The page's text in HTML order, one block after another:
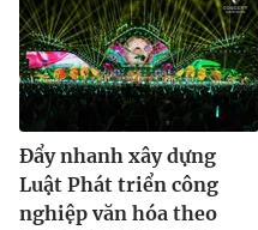
Đẩy nhanh xây dựng
Luật Phát triển công
nghiệp văn hóa theo